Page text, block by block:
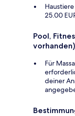
25.00
Pool,
vorhanden)
Für
deiner